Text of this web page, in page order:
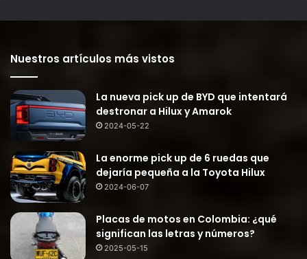
Nuestros artículos más vistos
La nueva pick up de BYD que intentará
destronar a Hilux y Amarok
2024-05-22
La enorme pick up de 6 ruedas que
dejaría pequeña a la Toyota Hilux
2024-06-07
Placas de motos en Colombia: ¿qué
significan las letras y números?
2025-05-15